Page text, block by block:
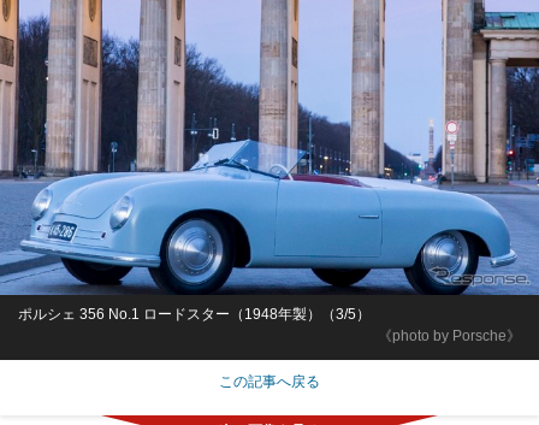
《photo by Porsche》
ポルシェ 356 No.1 ロードスター（1948年製）（3/5）
この記事へ戻る